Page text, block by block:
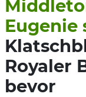
Eugenie
Royaler
bevor